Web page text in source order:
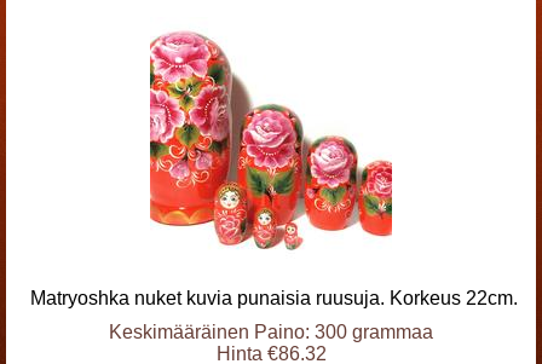
Matryoshka nuket kuvia punaisia ruusuja. Korkeus 22cm.
Keskimääräinen Paino: 300 grammaa
Hinta €86.32